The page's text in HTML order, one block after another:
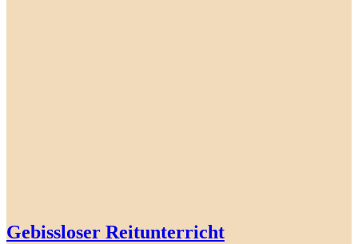
Gebissloser Reitunterricht